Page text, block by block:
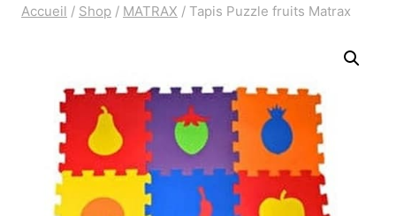
Accueil / Shop / MATRAX / Tapis Puzzle fruits Matrax